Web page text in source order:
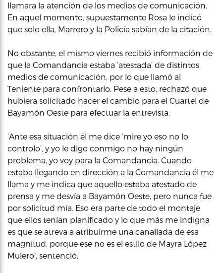
llamara la atención de los medios de comunicación.
En aquel momento, supuestamente Rosa le indicó
que solo ella, Marrero y la Policía sabían de la citación.
No obstante, el mismo viernes recibió información de
que la Comandancia estaba ‘atestada’ de distintos
medios de comunicación, por lo que llamó al
Teniente para confrontarlo. Pese a esto, rechazó que
hubiera solicitado hacer el cambio para el Cuartel de
Bayamón Oeste para efectuar la entrevista.
‘Ante esa situación él me dice ‘mire yo eso no lo
controlo’, y yo le digo conmigo no hay ningún
problema, yo voy para la Comandancia. Cuando
estaba llegando en dirección a la Comandancia él me
llama y me indica que aquello estaba atestado de
prensa y me desvía a Bayamón Oeste, pero nunca fue
por solicitud mía. Eso era parte de todo el montaje
que ellos tenían planificado y lo que más me indigna
es que se atreva a atribuirme una canallada de esa
magnitud, porque ese no es el estilo de Mayra López
Mulero’, sentenció.